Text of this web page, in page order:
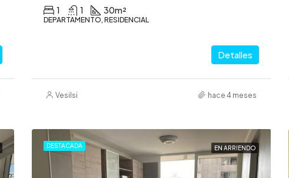
1 1 30m²
DEPARTAMENTO, RESIDENCIAL
Detalles
Vesilsi hace 4 meses
DESTACADA EN ARRIENDO